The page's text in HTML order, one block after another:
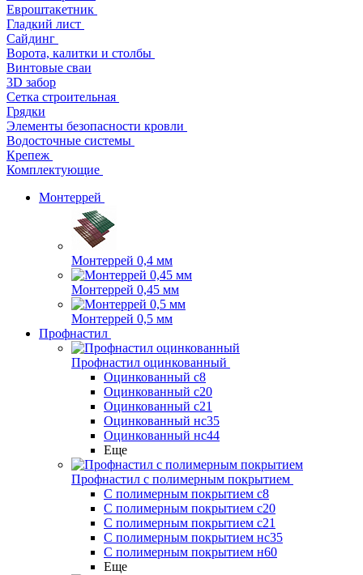
Евроштакетник
Гладкий лист
Сайдинг
Ворота, калитки и столбы
Винтовые сваи
3D забор
Сетка строительная
Грядки
Элементы безопасности кровли
Водосточные системы
Крепеж
Комплектующие
Монтеррей
Монтеррей 0,4 мм
Монтеррей 0,45 мм
Монтеррей 0,5 мм
Профнастил
Профнастил оцинкованный
Оцинкованный с8
Оцинкованный с20
Оцинкованный с21
Оцинкованный нс35
Оцинкованный нс44
Еще
Профнастил с полимерным покрытием
С полимерным покрытием с8
С полимерным покрытием с20
С полимерным покрытием с21
С полимерным покрытием нс35
С полимерным покрытием н60
Еще